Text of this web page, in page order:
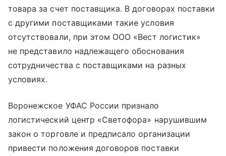
товара за счет поставщика. В договорах поставки
с другими поставщиками такие условия
отсутствовали, при этом ООО «Вест логистик»
не представило надлежащего обоснования
сотрудничества с поставщиками на разных
условиях.
Воронежское УФАС России признало
логистический центр «Светофора» нарушившим
закон о торговле и предписало организации
привести положения договоров поставки